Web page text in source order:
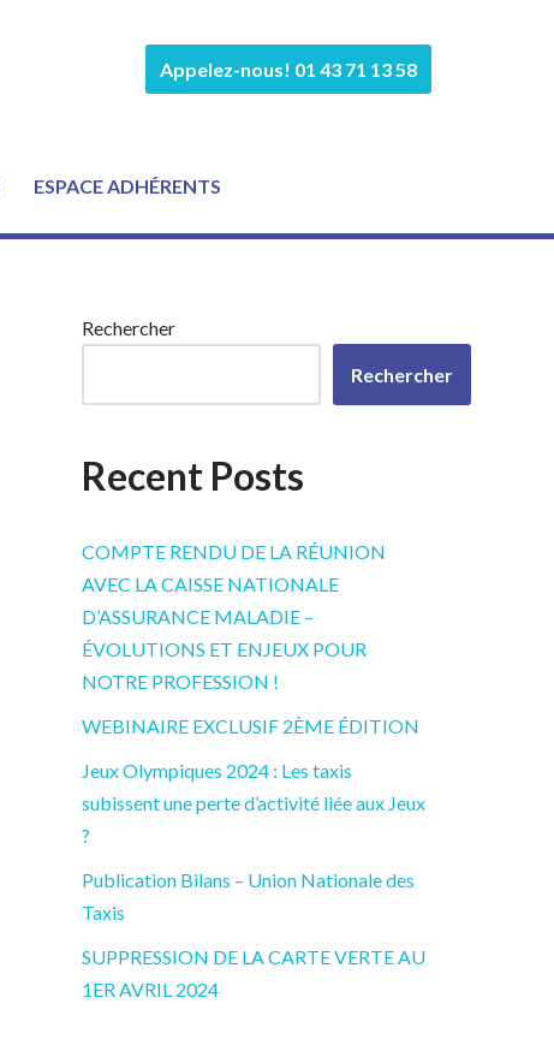
Appelez-nous! 01 43 71 13 58
ESPACE ADHÉRENTS
Rechercher
Rechercher
Recent Posts
COMPTE RENDU DE LA RÉUNION
AVEC LA CAISSE NATIONALE
D’ASSURANCE MALADIE –
ÉVOLUTIONS ET ENJEUX POUR
NOTRE PROFESSION !
WEBINAIRE EXCLUSIF 2ÈME ÉDITION
Jeux Olympiques 2024 : Les taxis
subissent une perte d’activité liée aux Jeux
?
Publication Bilans – Union Nationale des
Taxis
SUPPRESSION DE LA CARTE VERTE AU
1ER AVRIL 2024